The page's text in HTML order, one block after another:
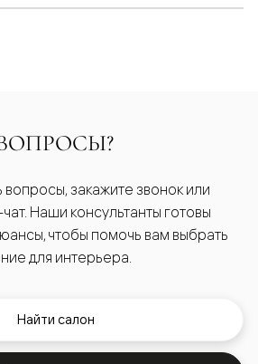
вопросы, закажите звонок или
Наши консультанты готовы
чтобы помочь вам выбрать
для интерьера.
Найти салон